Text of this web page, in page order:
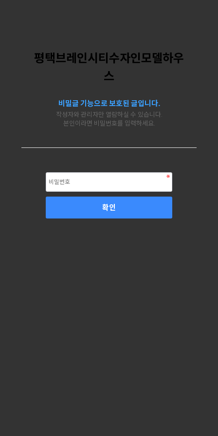
평택브레인시티수자인모델하우
스
비밀글 기능으로 보호된 글입니다.
작성자와 관리자만 열람하실 수 있습니다.
본인이라면 비밀번호를 입력하세요.